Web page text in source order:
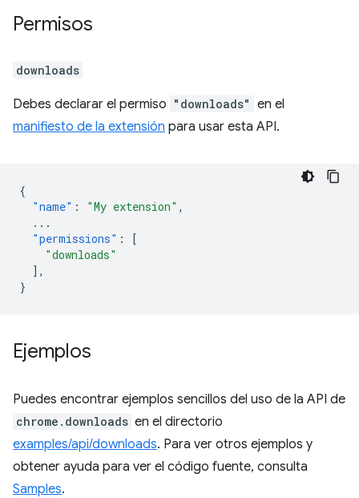
Permisos
downloads
Debes declarar el permiso "downloads" en el
manifiesto de la extensión para usar esta API.
{
"name" : "My extension" ,
...
"permissions" :
[
"downloads"
],
}
Ejemplos
Puedes encontrar ejemplos sencillos del uso de la API de
chrome.downloads en el directorio
examples/api/downloads. Para ver otros ejemplos y
obtener ayuda para ver el código fuente, consulta
Samples.